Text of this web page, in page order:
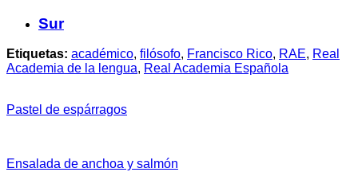
Sur
Etiquetas: académico, filósofo, Francisco Rico, RAE, Real
Academia de la lengua, Real Academia Española
Pastel de espárragos
Ensalada de anchoa y salmón